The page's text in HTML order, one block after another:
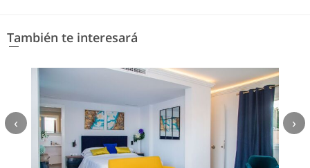
También te interesará
‹ ›